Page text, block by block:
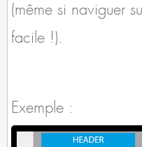
(même si naviguer
facile !).
Exemple :